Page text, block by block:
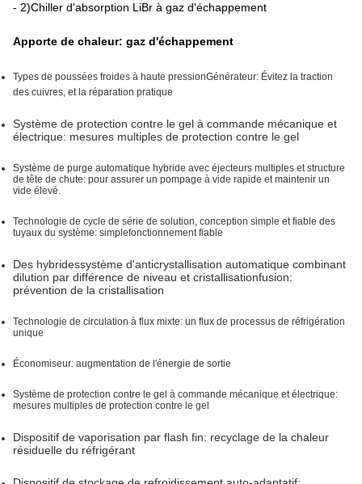
- 2)Chiller d'absorption LiBr à gaz d'échappement
Apporte de chaleur: gaz d'échappement
Types de poussées froides à haute pressionGénérateur: Évitez la traction
des cuivres, et la réparation pratique
Système de protection contre le gel à commande mécanique et
électrique: mesures multiples de protection contre le gel
Système de purge automatique hybride avec éjecteurs multiples et structure
de tête de chute: pour assurer un pompage à vide rapide et maintenir un
vide élevé.
Technologie de cycle de série de solution, conception simple et fiable des
tuyaux du système: simplefonctionnement fiable
Des hybridessystème d'anticrystallisation automatique combinant
dilution par différence de niveau et cristallisationfusion:
prévention de la cristallisation
Technologie de circulation à flux mixte: un flux de processus de réfrigération
unique
Économiseur: augmentation de l'énergie de sortie
Système de protection contre le gel à commande mécanique et électrique:
mesures multiples de protection contre le gel
Dispositif de vaporisation par flash fin: recyclage de la chaleur
résiduelle du réfrigérant